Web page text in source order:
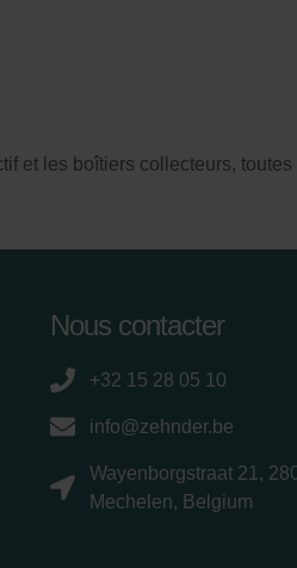
et les boîtiers collecteurs,
Nous contacter
+32 15 28 05 10
info@zehnder.be
Wayenborgstraat 21,
Mechelen, Belgium